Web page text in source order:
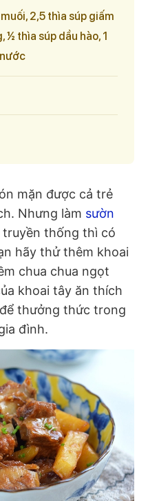
2,5 thìa súp giấm
thìa súp dầu hào, 1
mặn được cả trẻ
Nhưng làm sườn
thống thì có
hãy thử thêm khoai
chua chua ngọt
khoai tây ăn thích
thưởng thức trong
đình.